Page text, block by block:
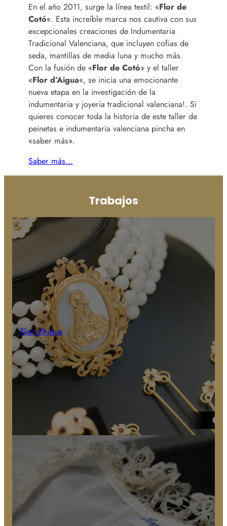
En el año 2011, surge la línea textil: «Flor de
Cotó«. Esta increíble marca nos cautiva con sus
excepcionales creaciones de Indumentaria
Tradicional Valenciana, que incluyen cofias de
seda, mantillas de media luna y mucho más.
Con la fusión de «Flor de Cotó» y el taller
«Flor d’Aigua«, se inicia una emocionante
nueva etapa en la investigación de la
indumentaria y joyería tradicional valenciana!. Si
quieres conocer toda la historia de este taller de
peinetas e indumentaria valenciana pincha en
«saber más».
Saber más…
Trabajos
Flor d’Aigua